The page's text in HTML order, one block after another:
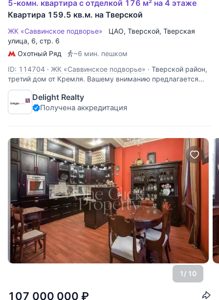
5-комн. квартира с отделкой 176 м² на 4 этаже
Квартира 159.5 кв.м. на Тверской
ЖК «Саввинское подворье» ЦАО, Тверской, Тверская
улица, 6, стр. 6
Охотный Ряд
~6 мин. пешком
ID: 114704 · ЖК «Саввинское подворье» · Тверской район,
третий дом от Кремля. Вашему вниманию предлагается
квартира площадью 176 кв.м. в доме "Саввинское
подворье". Дом, красота которого заслуживает отдельного
внимания, находится под охраной ЮНЕСКО, выполнен в
Delight Realty
Получена аккредитация
1/ 10
107 000 000 ₽